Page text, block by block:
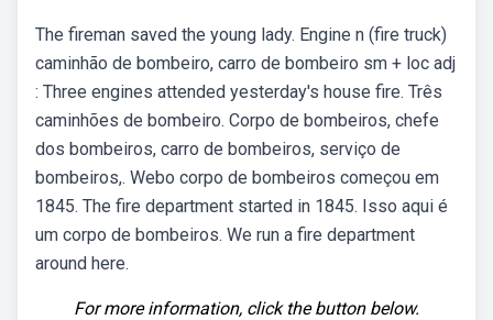
The fireman saved the young lady. Engine n (fire truck)
caminhão de bombeiro, carro de bombeiro sm + loc adj
: Three engines attended yesterday's house fire. Três
caminhões de bombeiro. Corpo de bombeiros, chefe
dos bombeiros, carro de bombeiros, serviço de
bombeiros,. Webo corpo de bombeiros começou em
1845. The fire department started in 1845. Isso aqui é
um corpo de bombeiros. We run a fire department
around here.
For more information, click the button below.